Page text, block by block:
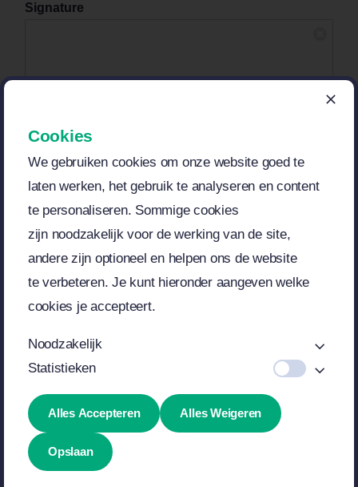
Signature
Verstuur
© 2012 - 2026 ThemeFusion • All
Rights Reserved • Powered byWordPress
Cookies
We gebruiken cookies om onze website goed te
laten werken, het gebruik te analyseren en content
te personaliseren. Sommige cookies
zijn noodzakelijk voor de werking van de site,
andere zijn optioneel en helpen ons de website
teverbeteren. Je kunt hieronder aangevenwelke
cookies je accepteert.
Noodzakelijk
Statistieken
Alles Accepteren Alles Weigeren
Opslaan